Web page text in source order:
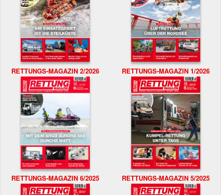
RETTUNGS-MAGAZIN 2/2026 RETTUNGS-MAGAZIN 1/2026
RETTUNGS-MAGAZIN 6/2025 RETTUNGS-MAGAZIN 5/2025